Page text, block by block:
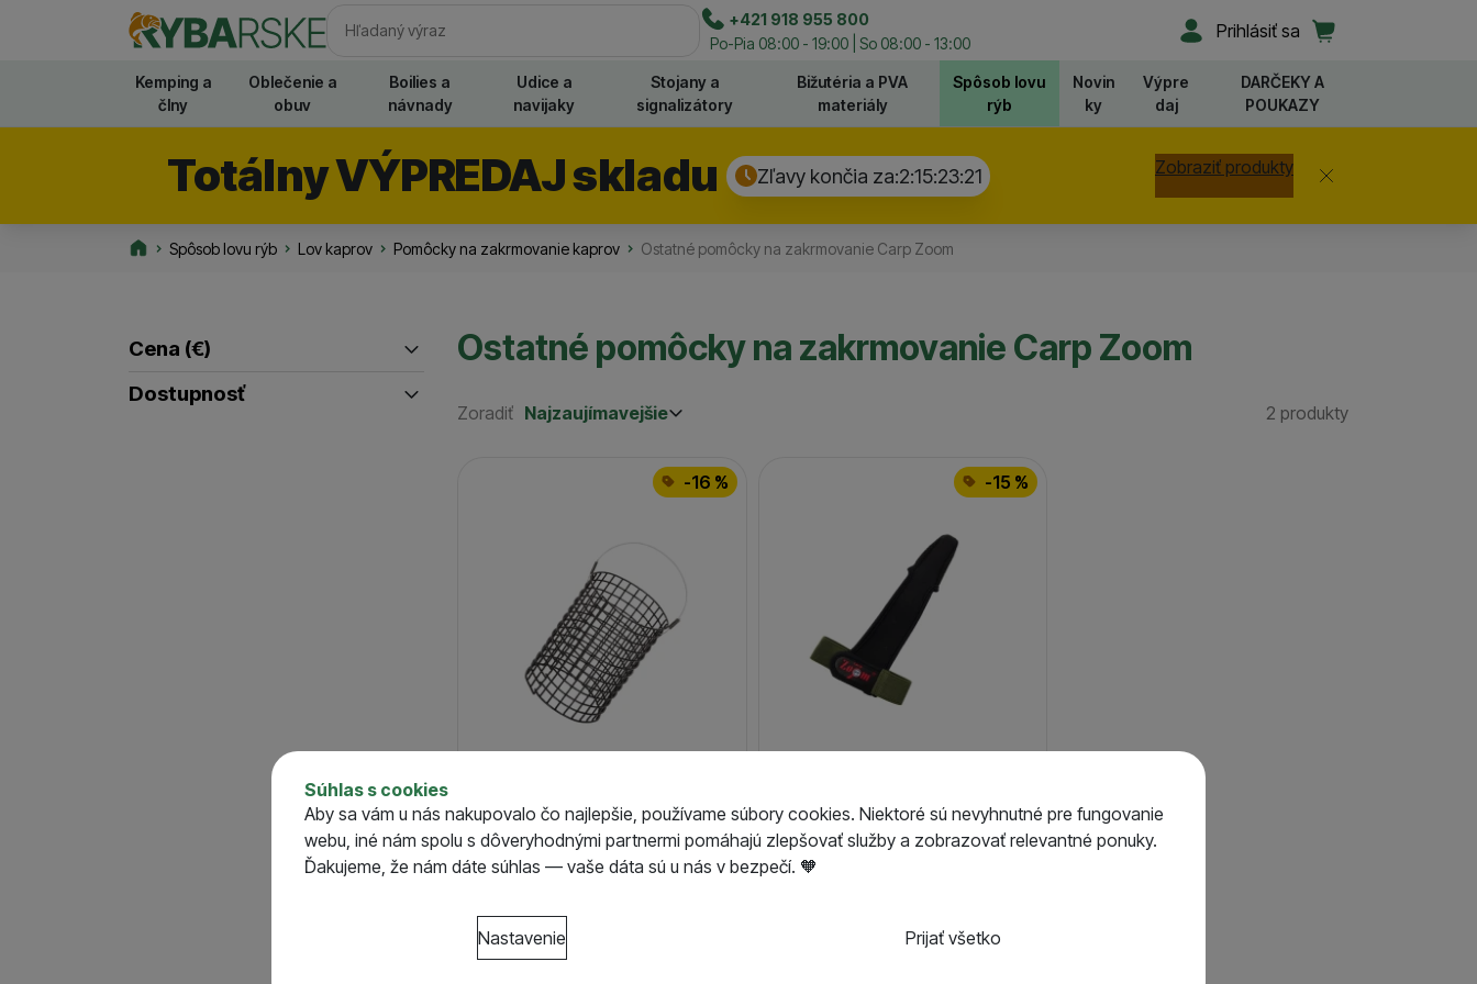
Súhlas s cookies
Aby sa vám u nás nakupovalo čo najlepšie, používame súbory cookies. Niektoré sú nevyhnutné pre fungovanie
webu, iné nám spolu s dôveryhodnými partnermi pomáhajú zlepšovať služby a zobrazovať relevantné ponuky.
Ďakujeme, že nám dáte súhlas — vaše dáta sú u nás v bezpečí. 🧡
bez týchto cookies náš web nebude fungovať
Nastavenie Prijať všetko
Vyhľadávanie
Hľadať
+421 918 955 800
Po-Pia 08:00 - 19:00 | So 08:00 - 13:00
Užívateľská sekcia
Prihlásiť sa Košík
Kemping a
člny
Oblečenie a
obuv
Boilies a
návnady
Udice a
navijaky
Stojany a
signalizátory
Bižutéria a PVA
materiály
Spôsob lovu
rýb
Novin
ky
Výpre
daj
DARČEKY A
POUKAZY
Totálny VÝPREDAJ skladu Zľavy končia za:2:15:23:21 Zobraziť produkty Zavrieť
Spôsob lovu rýb Lov kaprov Pomôcky na zakrmovanie kaprov Ostatné pomôcky na zakrmovanie Carp Zoom
Ostatné pomôcky na zakrmovanie Carp Zoom
Zoradiť
Najzaujímavejšie
Najzaujímavejšie Nájdených
2 produkty
Filtrovať produkty
Cena (€)
Dostupnosť
-16 %
Carp Zoom Zakrmovací košík
Feed Up Basket
Skladom / Ihneď na
odoslanie
3,21€
-15 %
Carpzoom